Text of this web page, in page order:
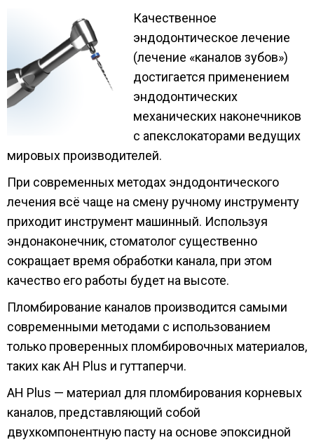
Качественное
эндодонтическое лечение
(лечение «каналов зубов»)
достигается применением
эндодонтических
механических наконечников
с апекслокаторами ведущих
мировых производителей.
При современных методах эндодонтического
лечения всё чаще на смену ручному инструменту
приходит инструмент машинный. Используя
эндонаконечник, стоматолог существенно
сокращает время обработки канала, при этом
качество его работы будет на высоте.
Пломбирование каналов производится самыми
современными методами с использованием
только проверенных пломбировочных материалов,
таких как AH Plus и гуттаперчи.
AH Plus — материал для пломбирования корневых
каналов, представляющий собой
двухкомпонентную пасту на основе эпоксидной